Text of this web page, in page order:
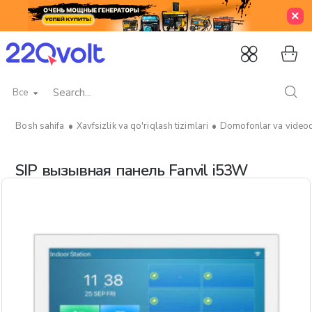
Все
Search...
SIP вызывная панель Fanvil i53W
Xavfsizlik va qo'riqlash tizimlari Domofonlar va